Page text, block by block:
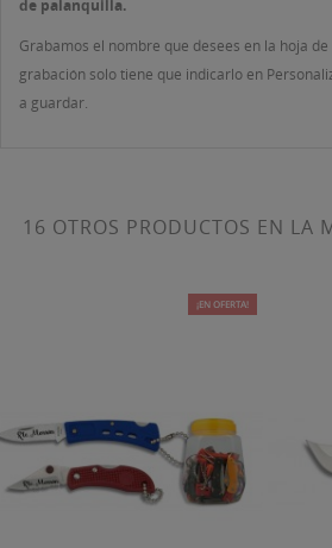
de palanquilla.
Grabamos el nombre que desees en la hoja de
grabación solo tiene que indicarlo en
a guardar.
16 OTROS PRODUCTOS EN LA
¡EN OFERTA!